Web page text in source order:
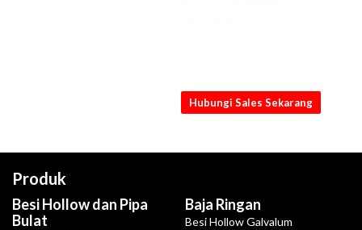
Hubungi Sales Sekarang
Produk
Besi Hollow dan Pipa
Bulat
Baja Ringan
Besi Hollow Galvalum